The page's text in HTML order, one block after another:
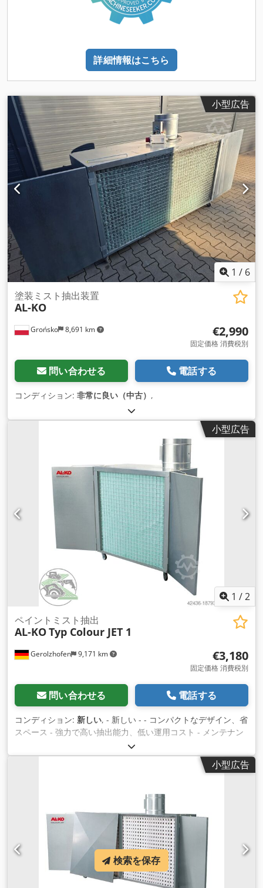
詳細情報はこちら
小型広告
1 / 6
Grońsko 8,691 km
塗装ミスト抽出装置
AL-KO
€2,990
固定価格 消費税別
問い合わせる 電話する
コンディション: 非常に良い（中古） ,
小型広告
1 /2
Gerolzhofen 9,171 km
ペイントミスト抽出
AL-KOTyp Colour JET 1
€3,180
固定価格 消費税別
問い合わせる 電話する
コンディション: 新しい, - 新しい - - コンパクトなデザイン、省
スペース - 強力で高い抽出能力、低い運用コスト - メンテナン
スが簡単で、フィルター寿命が長い - 汎用性の高い、さまざま
なアクセサリ - 高い柔軟性 - モバイルデザイン - フロントパネ
ルシステムによる抽出技術 - 携帯 Dsdpfx Akjv Svcyjisck 技術
定格出力1.5kW、3.4A、3相、400V/50Hz/1410min-1 - 流量
4600 m³/h - 使用可能な負圧500Pa - フィルター面積 1.0 m² -
フィルタークリーニングなし - フィルター材 緑（1個） - フィ
ルター負荷 4600 m³/m²/h - 残留ダスト含有量最大分離効率約
97% - 自動制御なし - 電気接続: 1段スイッチ、1極電源プラグ
付き+5m接続ケーブル、顧客提供の10Aヒューズ、 - 圧縮空気
供給なし - 最大音圧レベル 72 dB(A) + 測定不確かさ 4 dB DIN
EN ISO 11201 自由音場測定 - シャーシ 4 回転キャスター（サ
小型広告
検索を保存